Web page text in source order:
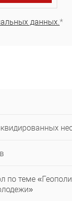
данных.*
по теме